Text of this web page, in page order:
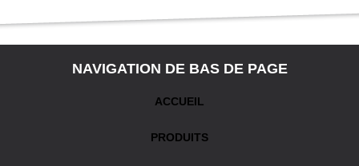
NAVIGATION DE BAS DE PAGE
ACCUEIL
PRODUITS